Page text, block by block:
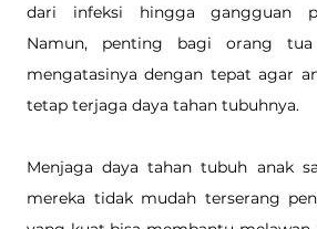
dari infeksi hingga gangguan
Namun, penting bagi orang
mengatasinya dengan tepat agar
tetap terjaga daya tahan tubuhnya.
Menjaga daya tahan tubuh anak
mereka tidak mudah terserang